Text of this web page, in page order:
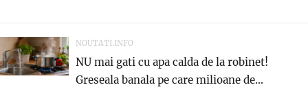
NOUTATI.INFO
NU mai gati cu apa calda de la robinet!
Greseala banala pe care milioane de...